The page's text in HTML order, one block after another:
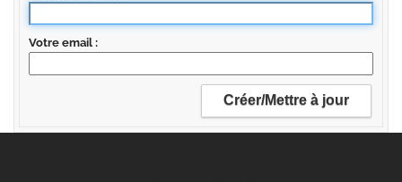
Votre email